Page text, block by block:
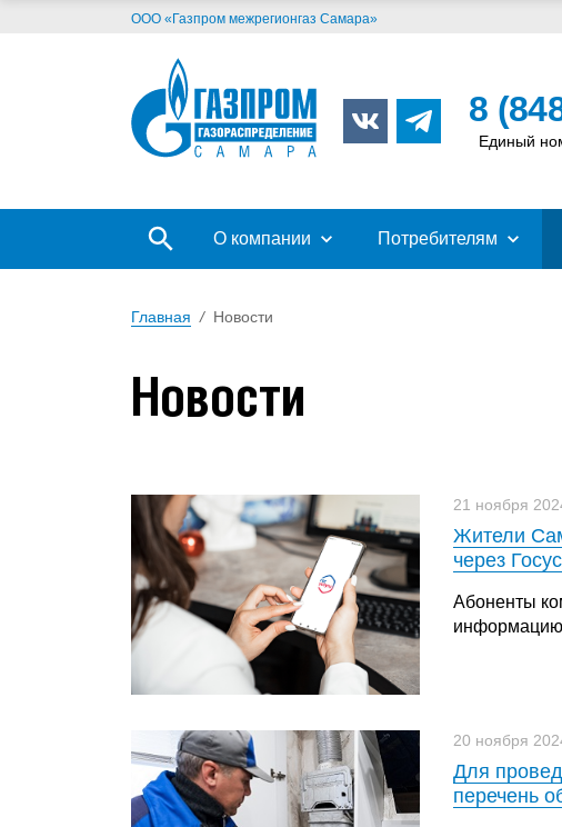
ООО «Газпром межрегионгаз Самара»
8
Единый
О компании Потребителям
Главная / Новости
Новости
21 ноября
Жители
через
Абоненты
информацию
20 ноября
Для
перечень